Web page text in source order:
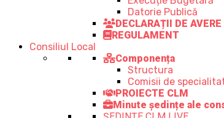
Datorie Publică
DECLARAȚII DE
REGULAMENT
Consiliul Local
Componența
Structura
Comisii de
PROIECTE CLM
Minute ședințe ale